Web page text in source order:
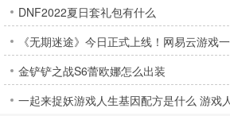
DNF2022夏日套礼包有什么
《无期迷途》今日正式上线！网易云游戏
金铲铲之战S6蕾欧娜怎么出装
一起来捉妖游戏人生基因配方是什么 游戏